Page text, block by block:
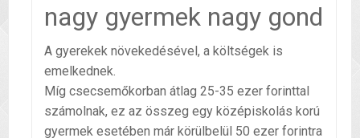
nagy gyermek nagy gond
A gyerekek növekedésével, a költségek is
emelkednek.
Míg csecsemőkorban átlag 25-35 ezer forinttal
számolnak, ez az összeg egy középiskolás korú
gyermek esetében már körülbelül 50 ezer forintra